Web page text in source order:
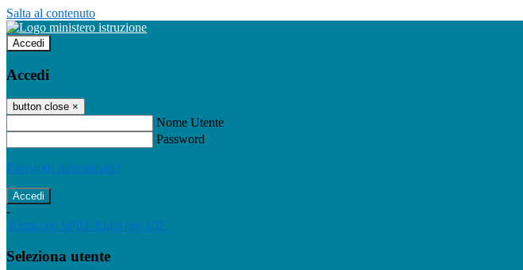
Salta al contenuto
Accedi
Accedi
button close ×
Nome Utente
Password
Password dimenticata?
-
Entra con SPID Entra con CIE
Seleziona utente